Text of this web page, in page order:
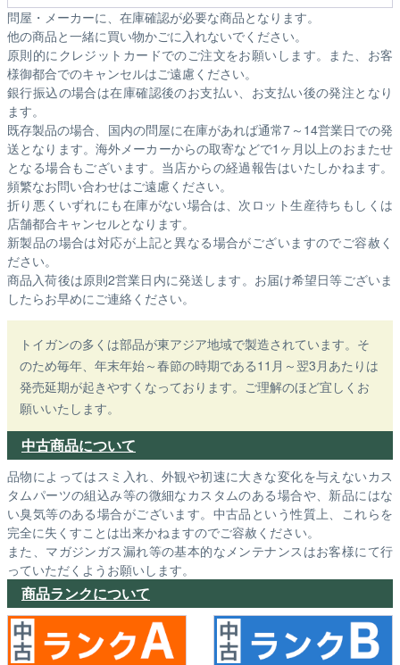
問屋・メーカーに、在庫確認が必要な商品となります。
他の商品と一緒に買い物かごに入れないでください。
原則的にクレジットカードでのご注文をお願いします。また、お客
様御都合でのキャンセルはご遠慮ください。
銀行振込の場合は在庫確認後のお支払い、お支払い後の発注となり
ます。
既存製品の場合、国内の問屋に在庫があれば通常7～14営業日での発
送となります。海外メーカーからの取寄などで1ヶ月以上のおまたせ
となる場合もございます。 当店からの経過報告はいたしかねます。
頻繁なお問い合わせはご遠慮ください。
折り悪くいずれにも在庫がない場合は、次ロット生産待ちもしくは
店舗都合キャンセルとなります。
新製品の場合は対応が上記と異なる場合がございますのでご容赦く
ださい。
商品入荷後は原則2営業日内に発送します。お届け希望日等ございま
したらお早めにご連絡ください。
トイガンの多くは部品が東アジア地域で製造されています。そ
のため毎年、年末年始～春節の時期である11月～翌3月あたりは
発売延期が起きやすくなっております。ご理解のほど宜しくお
願いいたします。
中古商品について
品物によってはスミ入れ、外観や初速に大きな変化を与えないカス
タムパーツの組込み等の微細なカスタムのある場合や、新品にはな
い臭気等のある場合がございます。中古品という性質上、これらを
完全に失くすことは出来かねますのでご容赦ください。
また、マガジンガス漏れ等の基本的なメンテナンスはお客様にて行
っていただくようお願いします。
商品ランクについて